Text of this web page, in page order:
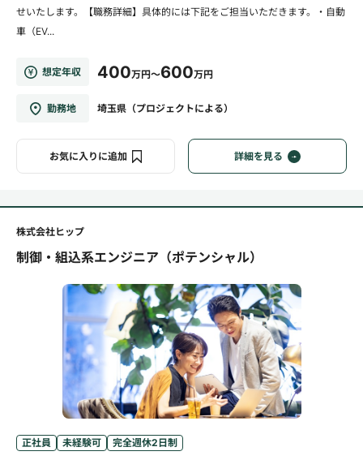
せいたします。【職務詳細】具体的には下記をご担当いただきます。・自動
車（EV...
想定年収 400万円～600万円
勤務地 埼玉県（プロジェクトによる）
お気に入りに追加 詳細を見る
株式会社ヒップ
制御・組込系エンジニア（ポテンシャル）
正社員 未経験可 完全週休2日制